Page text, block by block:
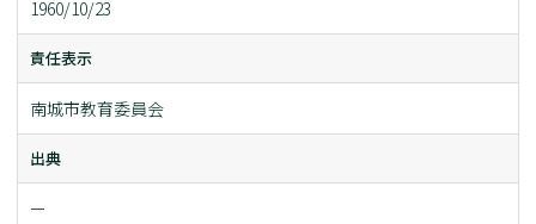
1960/10/23
責任表示
南城市教育委員会
出典
ー